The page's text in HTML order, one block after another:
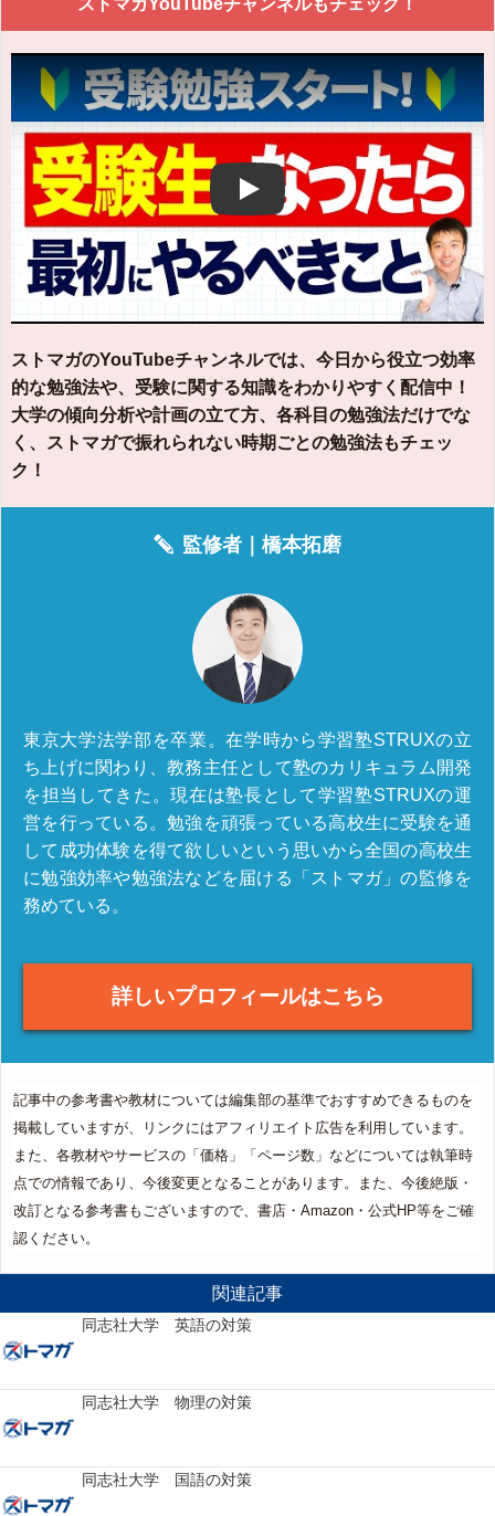
ストマガYouTubeチャンネルもチェック！
Play
ストマガのYouTubeチャンネルでは、今日から役立つ効率
的な勉強法や、受験に関する知識をわかりやすく配信中！
大学の傾向分析や計画の立て方、各科目の勉強法だけでな
く、ストマガで振れられない時期ごとの勉強法もチェッ
ク！
監修者｜橋本拓磨
東京大学法学部を卒業。在学時から学習塾STRUXの立
ち上げに関わり、教務主任として塾のカリキュラム開発
を担当してきた。現在は塾長として学習塾STRUXの運
営を行っている。勉強を頑張っている高校生に受験を通
して成功体験を得て欲しいという思いから全国の高校生
に勉強効率や勉強法などを届ける「ストマガ」の監修を
務めている。
詳しいプロフィールはこちら
記事中の参考書や教材については編集部の基準でおすすめできるものを
掲載していますが、リンクにはアフィリエイト広告を利用しています。
また、各教材やサービスの「価格」「ページ数」などについては執筆時
点での情報であり、今後変更となることがあります。また、今後絶版・
改訂となる参考書もございますので、書店・Amazon・公式HP等をご確
認ください。
関連記事
同志社大学 英語の対策
同志社大学 物理の対策
同志社大学 国語の対策